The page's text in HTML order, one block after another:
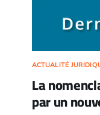
ACTUALITÉ
La
par un